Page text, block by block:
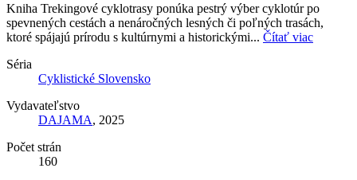
Kniha Trekingové cyklotrasy ponúka pestrý výber cyklotúr po
spevnených cestách a nenáročných lesných či poľných trasách,
ktoré spájajú prírodu s kultúrnymi a historickými... Čítať viac
Séria
Cyklistické Slovensko
Vydavateľstvo
DAJAMA, 2025
Počet strán
160